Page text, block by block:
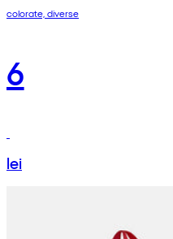
colorate, diverse
6
lei